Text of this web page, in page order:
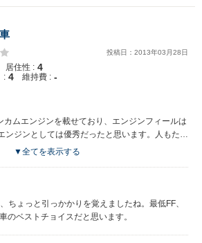
投稿日： 2013年03 月28日
居住性 : 4
: 4 維持費 : -
カムエンジンを載せており、エンジンフィールは
ンジンとしては優秀だったと思います。人もたく
間で遊びに行く時に、とても便利でした。
▼全てを表示する
ちょっと引っかかりを覚えましたね。最低FF、
のベストチョイスだと思います。